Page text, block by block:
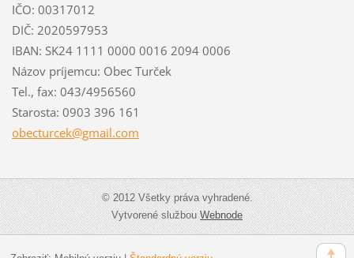
IČO: 00317012
DIČ: 2020597953
IBAN: SK24 1111 0000 0016 2094 0006
Názov príjemcu: Obec Turček
Tel., fax: 043/4956560
Starosta: 0903 396 161
obecturcek@gmail.com
© 2012 Všetky práva vyhradené.
Vytvorené službouWebnode